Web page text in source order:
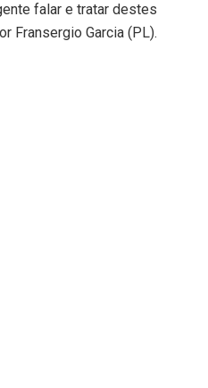
falar e tratar destes
Fransergio Garcia (PL).